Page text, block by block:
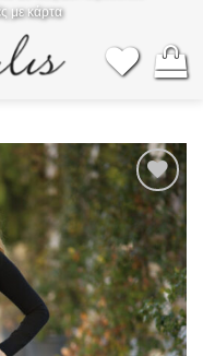
με κάρτα
Add to
wishlist